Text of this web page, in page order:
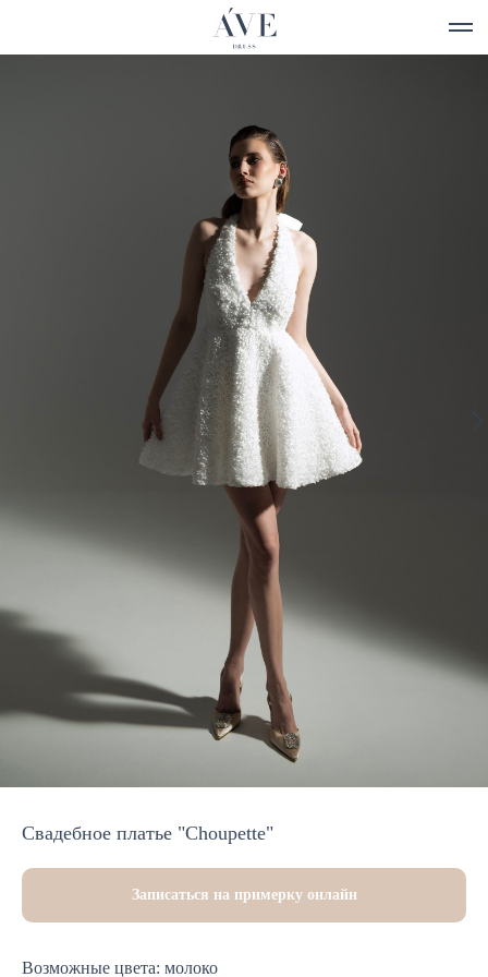
Свадебное платье "Choupette"
Записаться на примерку онлайн
Возможные цвета: молоко